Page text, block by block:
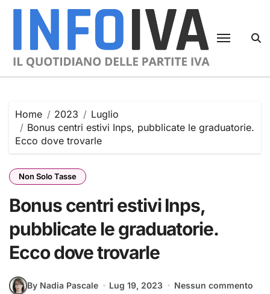
Skip
Home 2023
Luglio
Bonus centri estivi Inps, pubblicate le graduatorie.
Ecco dove trovarle
Non Solo Tasse
Bonus centri estivi Inps,
pubblicate le graduatorie.
Ecco dove trovarle
By Nadia Pascale Lug 19, 2023
Nessun commento